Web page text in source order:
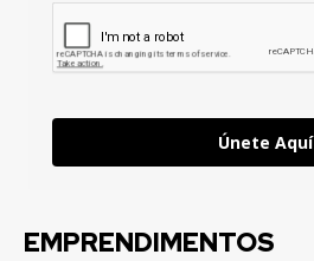
Únete Aquí
EMPRENDIMENTOS